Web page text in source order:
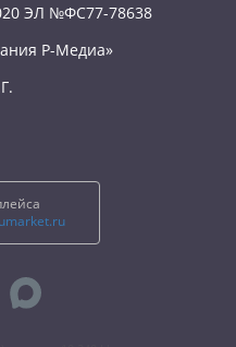
ЭЛ №ФС77-78638
Р-Медиа»